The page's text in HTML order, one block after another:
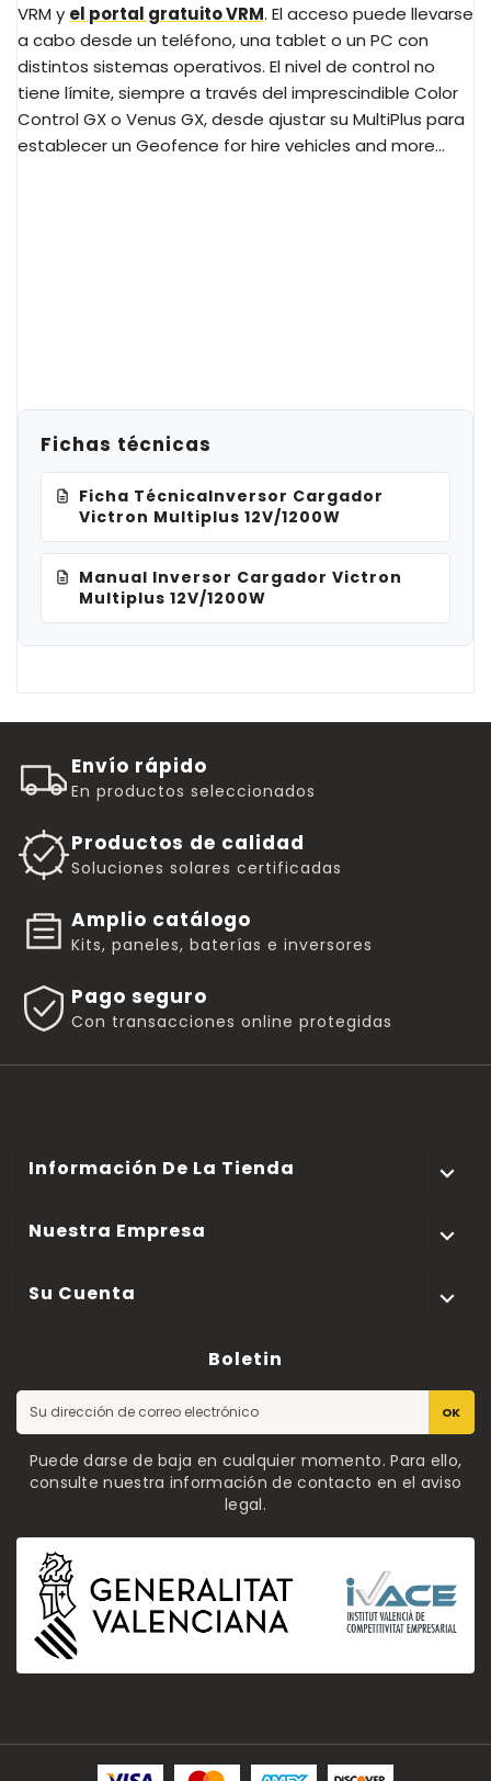
VRM y el portal gratuito VRM. El acceso puede llevarse
a cabo desde un teléfono, una tablet o un PC con
distintos sistemas operativos. El nivel de control no
tiene límite, siempre a través del imprescindible Color
Control GX o Venus GX, desde ajustar su MultiPlus para
establecer un Geofence for hire vehicles and more...
Fichas técnicas
Ficha TécnicaInversor Cargador
Victron Multiplus 12V/1200W
Manual Inversor Cargador Victron
Multiplus 12V/1200W
Envío rápido
En productos seleccionados
Productos de calidad
Soluciones solares certificadas
Amplio catálogo
Kits, paneles, baterías e inversores
Pago seguro
Con transacciones online protegidas
Información De La Tienda 
Nuestra Empresa 
Su Cuenta 
Boletin
OK
Puede darse de baja en cualquier momento. Para ello,
consulte nuestra información de contacto en el aviso
legal.